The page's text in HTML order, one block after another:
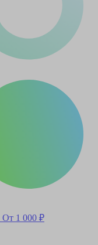
От 1 000 ₽